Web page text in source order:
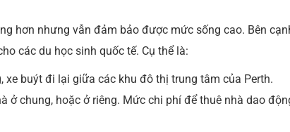
hơn nhưng vẫn đảm bảo được mức sống cao. Bên
các du học sinh quốc tế. Cụ thể là:
buýt đi lại giữa các khu đô thị trung tâm của Perth.
ở chung, hoặc ở riêng. Mức chi phí để thuê nhà dao